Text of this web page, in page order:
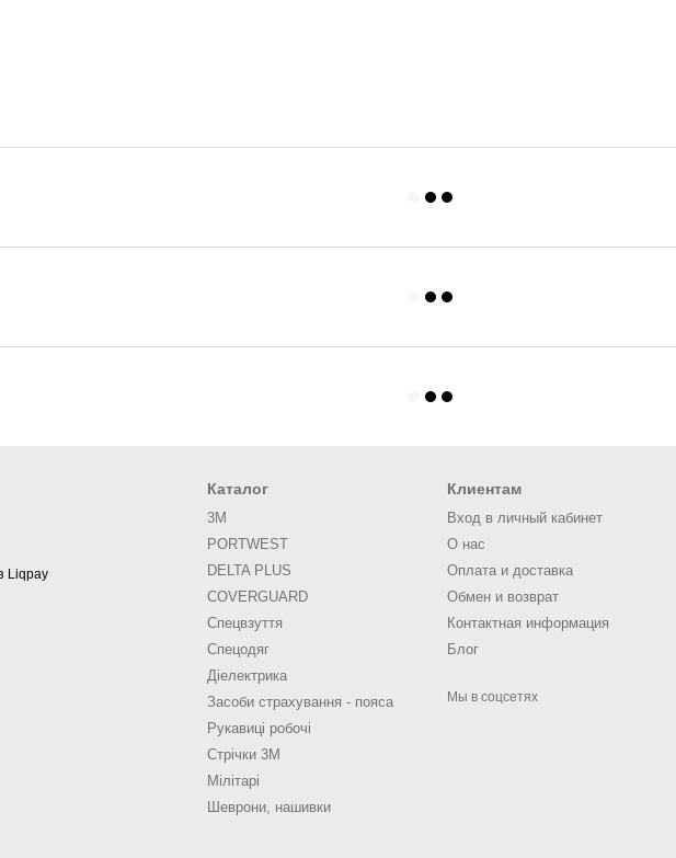
Каталог
3M
PORTWEST
DELTA PLUS
COVERGUARD
Спецвзуття
Спецодяг
Діелектрика
Засоби страхування - пояса
Рукавиці робочі
Стрічки 3М
Мілітарі
Шеврони, нашивки
Клиентам
Вход в личный кабинет
О нас
Оплата и доставка
Обмен и возврат
Контактная информация
Блог
Мы в соцсетях